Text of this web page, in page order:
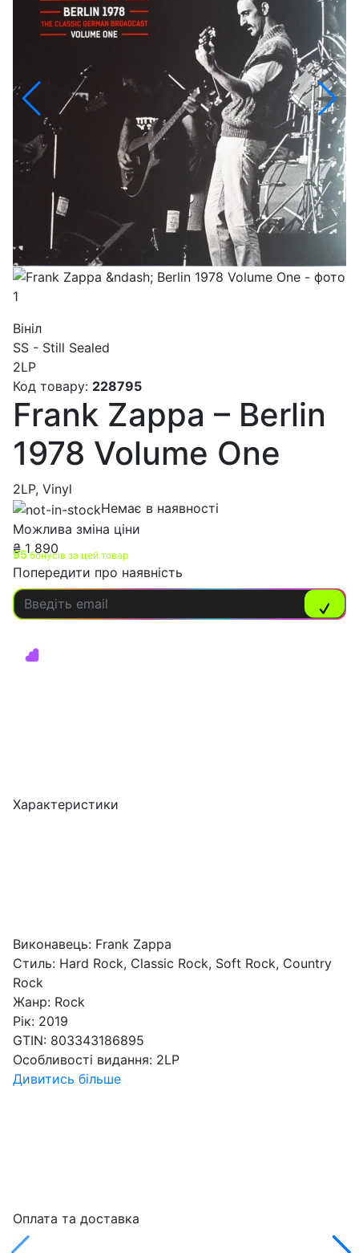
Вініл
SS - Still Sealed
2LP
Код товару: 228795
Frank Zappa – Berlin
1978 Volume One
2LP, Vinyl
Немає в наявності
Можлива зміна ціни
₴1 890
95бонусів за цей товар
Попередити про наявність
Характеристики
Виконавець: Frank Zappa
Стиль: Hard Rock, Classic Rock, Soft Rock, Country
Rock
Жанр: Rock
Рік: 2019
GTIN: 803343186895
Особливості видання: 2LP
Дивитись більше
Оплата та доставка